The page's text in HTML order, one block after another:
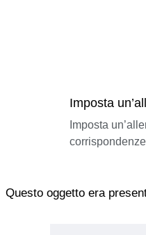
Imposta
Imposta
Questo oggetto era